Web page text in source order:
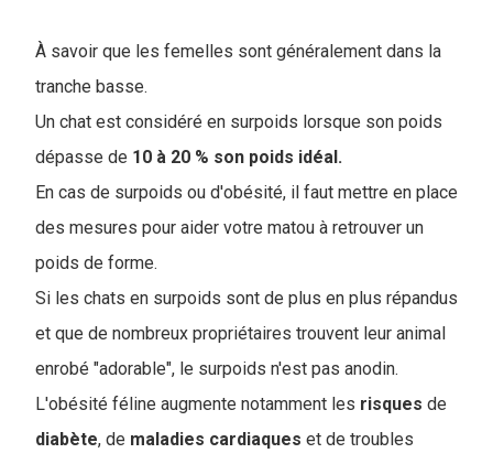
À savoir que les femelles sont généralement dans la
tranche basse.
Un chat est considéré en surpoids lorsque son poids
dépasse de 10 à 20 % son poids idéal.
En cas de surpoids ou d'obésité, il faut mettre en place
des mesures pour aider votre matou à retrouver un
poids de forme.
Si les chats en surpoids sont de plus en plus répandus
et que de nombreux propriétaires trouvent leur animal
enrobé "adorable", le surpoids n'est pas anodin.
L'obésité féline augmente notamment les risques de
diabète, de maladies cardiaques et de troubles